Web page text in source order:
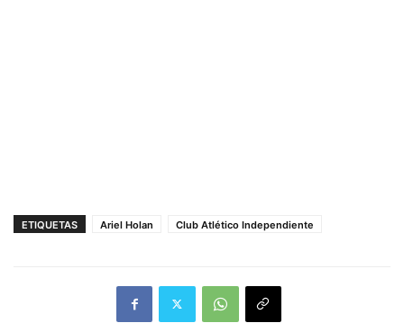
ETIQUETAS Ariel Holan Club Atlético Independiente